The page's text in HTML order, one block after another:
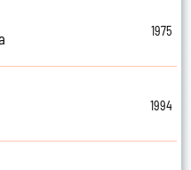
1975
1994